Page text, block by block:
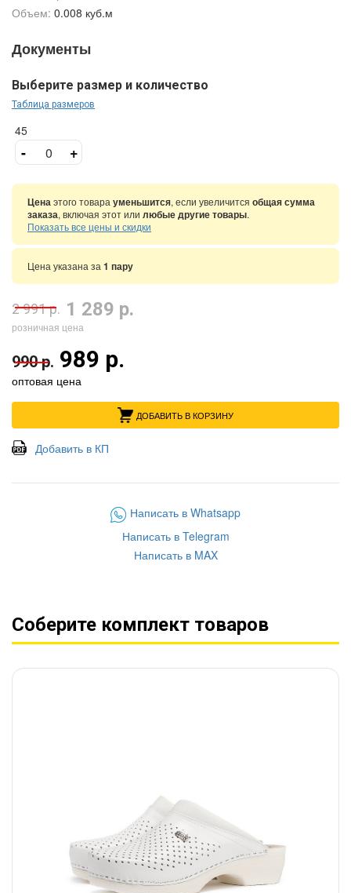
Объем: 0.008 куб.м
Документы
Выберите размер и количество
Таблица размеров
45
- +
Ценаэтого товара уменьшится, если увеличится общая сумма
заказа, включая этот или любые другие товары.
Показать все цены и скидки
Цена указана за 1 пару
2 991 р. 1 289 р.
розничная цена
990 р. 989 р.
оптовая цена
ДОБАВИТЬ В КОРЗИНУ
Добавить в КП
Написать в Whatsapp
Написать в Telegram
Написать в MAX
Соберите комплект товаров